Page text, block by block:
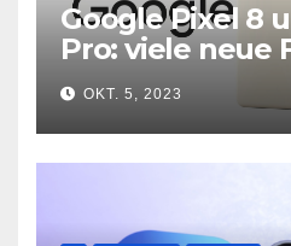
Google Pixel 8
Pro: viele neue
neuer Hardware
OKT. 5, 2023